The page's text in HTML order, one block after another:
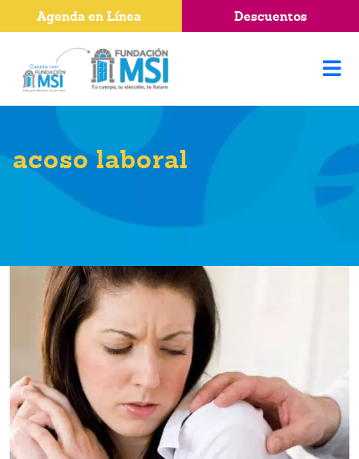
acoso laboral
Agenda en Línea Descuentos